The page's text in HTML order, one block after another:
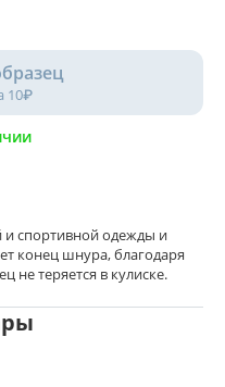
10₽
спортивной одежды и
конец шнура, благодаря
не теряется в кулиске.